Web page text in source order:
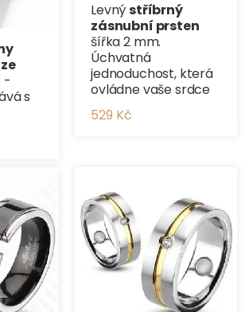
-
s
Levnýstříbrný
zásnubní prsten
šířka 2 mm.
Úchvatná
jednoduchost, která
ovládne vaše srdce
529 Kč